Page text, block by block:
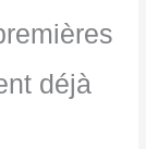
déjà